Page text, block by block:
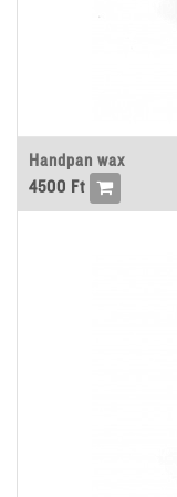
Handpan wax
4500 Ft